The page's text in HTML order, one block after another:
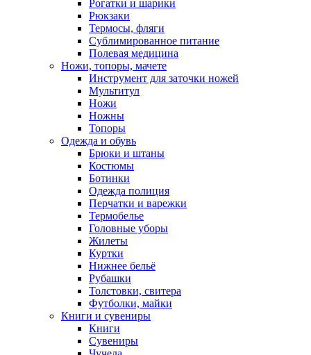
Рогатки и шарики
Рюкзаки
Термосы, фляги
Сублимированное питание
Полевая медицина
Ножи, топоры, мачете
Инструмент для заточки ножей
Мультитул
Ножи
Ножны
Топоры
Одежда и обувь
Брюки и штаны
Костюмы
Ботинки
Одежда полиция
Перчатки и варежки
Термобелье
Головные уборы
Жилеты
Куртки
Нижнее бельё
Рубашки
Толстовки, свитера
Футболки, майки
Книги и сувениры
Книги
Сувениры